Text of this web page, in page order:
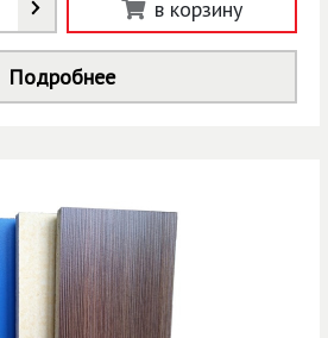
в корзину
Подробнее